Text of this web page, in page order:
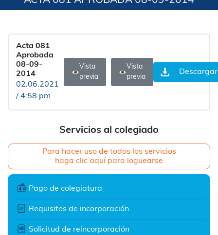
Servicios al colegiado
Para hacer uso de todos los servicios
haga clic aquí para loguearse
Pago de colegiatura
Requisitos de incorporación
Solicitud de reincorporación
Acta 081
Aprobada
08-09-
2014
02.06.2021
/ 4:58 pm
Vista
previa
Vista
previa
Descargar